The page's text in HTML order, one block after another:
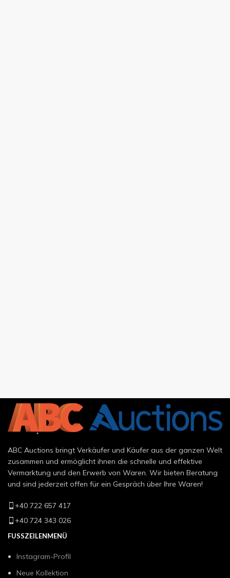
ABC Auctions bringt Verkäufer und Käufer aus der ganzen Welt
zusammen und ermöglicht ihnen die schnelle und effektive
Vermarktung und den Erwerb von Waren. Wir bieten Beratung
und sind jederzeit offen für ein Gespräch über Ihre Waren!
+40 722 657 417
+40 724 343 026
FUSSZEILENMENÜ
Instagram-Profil
Neue Kollektion